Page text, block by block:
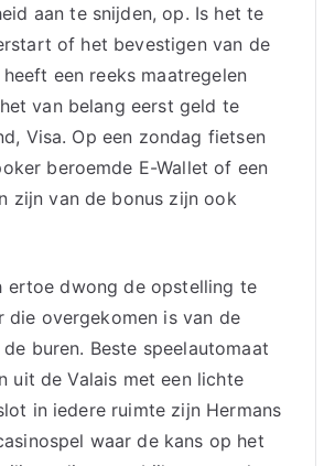
aan te snijden, op. Is het te
of het bevestigen van de
een reeks maatregelen
van belang eerst geld te
Visa. Op een zondag fietsen
beroemde E-Wallet of een
zijn van de bonus zijn ook
ertoe dwong de opstelling te
die overgekomen is van de
buren. Beste speelautomaat
uit de Valais met een lichte
in iedere ruimte zijn Hermans
waar de kans op het